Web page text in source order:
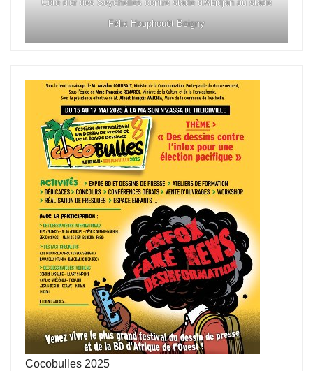
Côte d'or des Seychelles contre stade d'Abidjan au stade
Félix Houphouët Boigny
Cocobulles 2025